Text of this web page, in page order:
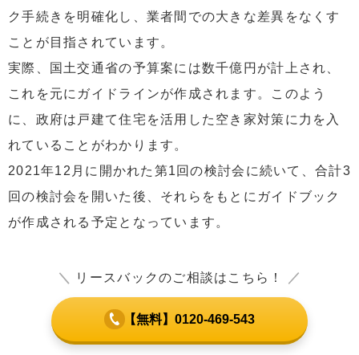
ク手続きを明確化し、業者間での大きな差異をなくす
ことが目指されています。
実際、国土交通省の予算案には数千億円が計上され、
これを元にガイドラインが作成されます。このよう
に、政府は戸建て住宅を活用した空き家対策に力を入
れていることがわかります。
2021年12月に開かれた第1回の検討会に続いて、合計3
回の検討会を開いた後、それらをもとにガイドブック
が作成される予定となっています。
＼ リースバックのご相談はこちら！ ／
【無料】0120-469-543